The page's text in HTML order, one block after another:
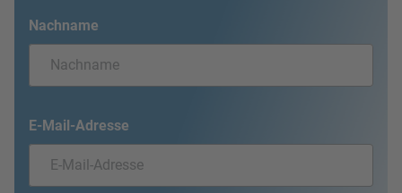
Nachname
E-Mail-Adresse